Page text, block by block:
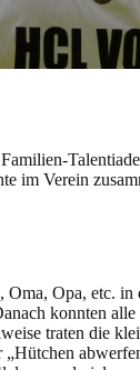
im Verein
Opa, etc.
konnten
traten die